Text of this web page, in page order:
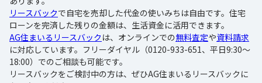
リースバックで自宅を売却した代金の使いみちは自由です。住宅
ローンを完済した残りの金額は、生活資金に活用できます。
AG住まいるリースバック は、オンラインでの無料査定や資料請求
に対応しています。フリーダイヤル（0120-933-651、平日9:30～
18:00）でのご相談も可能です。
リースバックをご検討中の方は、ぜひAG住まいるリースバックに